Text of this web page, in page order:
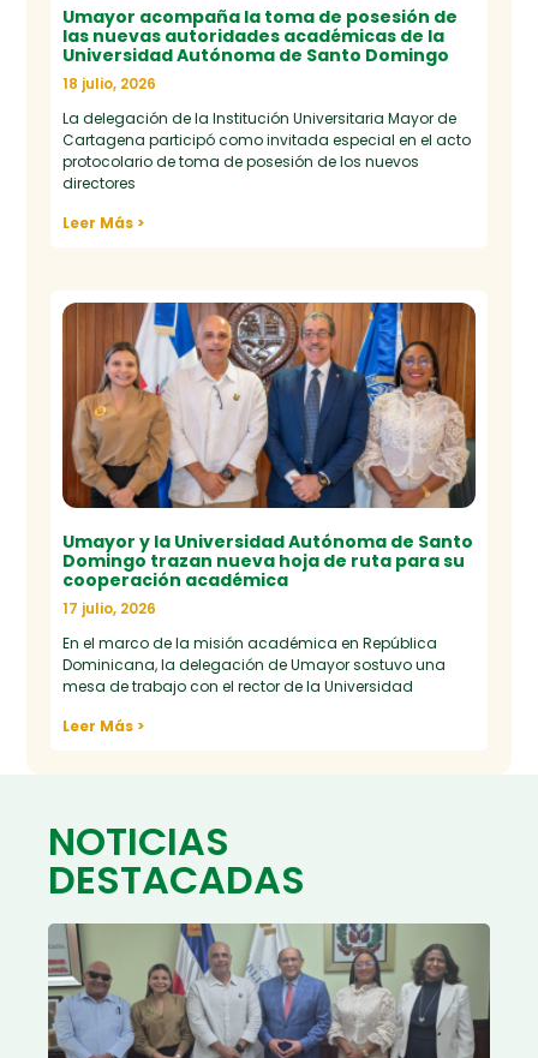
Umayor acompaña la toma de posesión de
las nuevas autoridades académicas de la
Universidad Autónoma de Santo Domingo
18 julio, 2026
La delegación de la Institución Universitaria Mayor de
Cartagena participó como invitada especial en el acto
protocolario de toma de posesión de los nuevos
directores
Leer Más >
Umayor y la Universidad Autónoma de Santo
Domingo trazan nueva hoja de ruta para su
cooperación académica
17 julio, 2026
En el marco de la misión académica en República
Dominicana, la delegación de Umayor sostuvo una
mesa de trabajo con el rector de la Universidad
Leer Más >
NOTICIAS
DESTACADAS